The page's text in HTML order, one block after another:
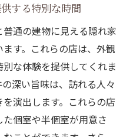
する特別な時間
通の建物に見える隠れ家
す。これらの店は、外観
な体験を提供してくれま
深い旨味は、訪れる人々
演出します。これらの店
個室や半個室が用意さ